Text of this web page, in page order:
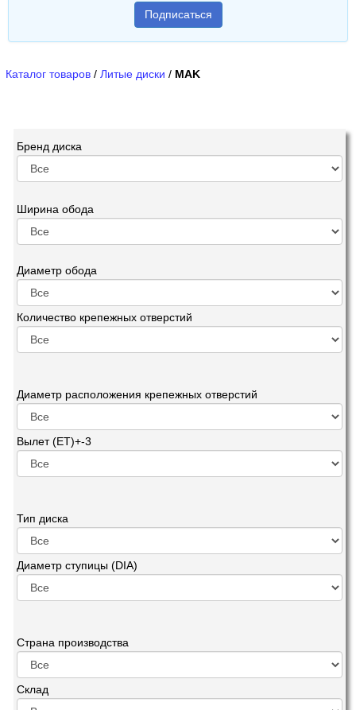
Подписаться
Каталог товаров / Литые диски / MAK
Бренд диска
Ширина обода
Диаметр обода
Количество крепежных отверстий
Диаметр расположения крепежных отверстий
Вылет (ET)+-3
Тип диска
Диаметр ступицы (DIA)
Страна производства
Склад